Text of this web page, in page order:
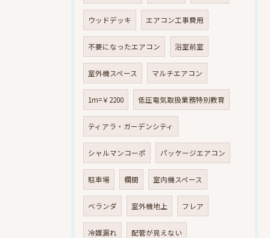
ウッドデッキ エアコン工事費用
不要になったエアコン 浴室前室
室外機スペース マルチエアコン
1m=￥2200 低圧電気取扱業務特別教育
ティアラ・ガーデンシティ
シャルマンコーポ パッケージエアコン
駐車場 欄間 室内機スペース
ベランダ 室外機地上 フレア
冷媒漏れ 配管が見えない